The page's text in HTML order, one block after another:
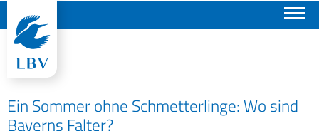
Ein Sommer ohne Schmetterlinge: Wo sind
Bayerns Falter?